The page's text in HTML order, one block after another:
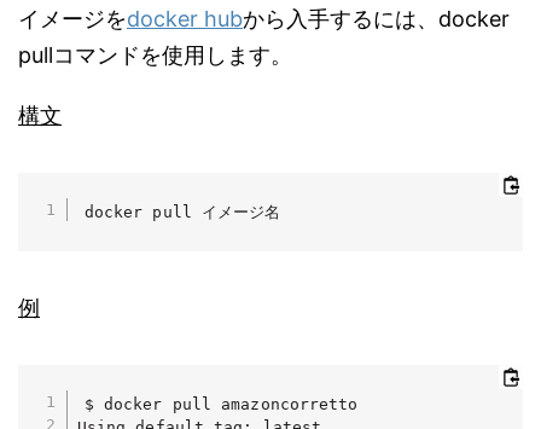
イメージをdocker hubから入手するには、docker
pullコマンドを使用します。
構文
docker pull イメージ名
例
$ docker pull amazoncorretto